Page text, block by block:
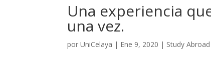
Una experiencia
una vez.
porUniCelaya | Ene 9, 2020 | Study Abroad